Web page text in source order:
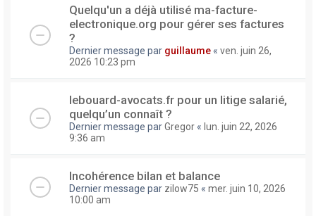
Quelqu'un a déjà utilisé ma-facture-
electronique.org pour gérer ses factures
?
Dernier message par guillaume « ven. juin 26,
2026 10:23 pm
lebouard-avocats.fr pour un litige salarié,
quelqu’un connaît ?
Dernier message parGregor « lun. juin 22, 2026
9:36 am
Incohérence bilan et balance
Dernier message par zilow75 « mer. juin 10, 2026
10:00 am